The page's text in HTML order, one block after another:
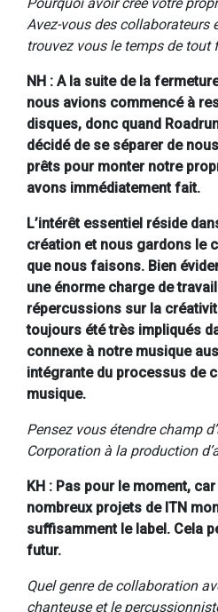
Avez-vous des collaborateurs
trouvez vous le temps de tout
NH : A la suite de la
nous avions commencé à
disques, donc quand
décidé de se séparer de
prêts pour monter notre
avons immédiatement fait.
L’intérêt essentiel réside
création et nous gardons le
que nous faisons. Bien
une énorme charge de
répercussions sur la
toujours été très impliqués
connexe à notre musique
intégrante du processus de
musique.
Pensez vous étendre champ
Corporation à la production
KH : Pas pour le moment,
nombreux projets de ITN
suffisamment le label. Cela
futur.
Quel genre de collaboration
chanteuse et le